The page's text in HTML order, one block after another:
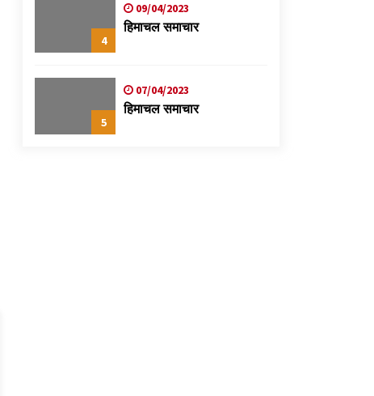
4
09/04/2023
हिमाचल समाचार
5
07/04/2023
हिमाचल समाचार